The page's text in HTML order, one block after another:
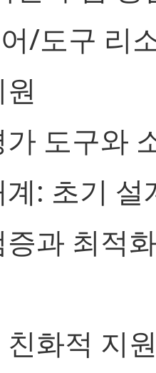
/도구 리
도구와
: 초기 설
과 최적
화적 지